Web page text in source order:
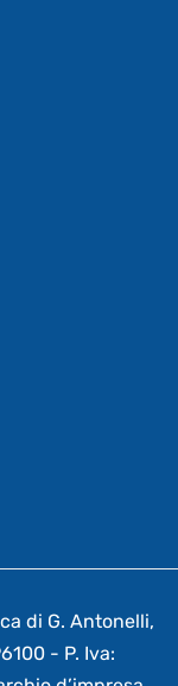
di G. Antonelli,
- P. Iva: